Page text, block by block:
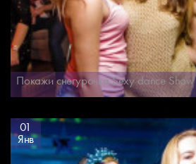
Покажи снегурочка Sexy dance Show
01
Янв